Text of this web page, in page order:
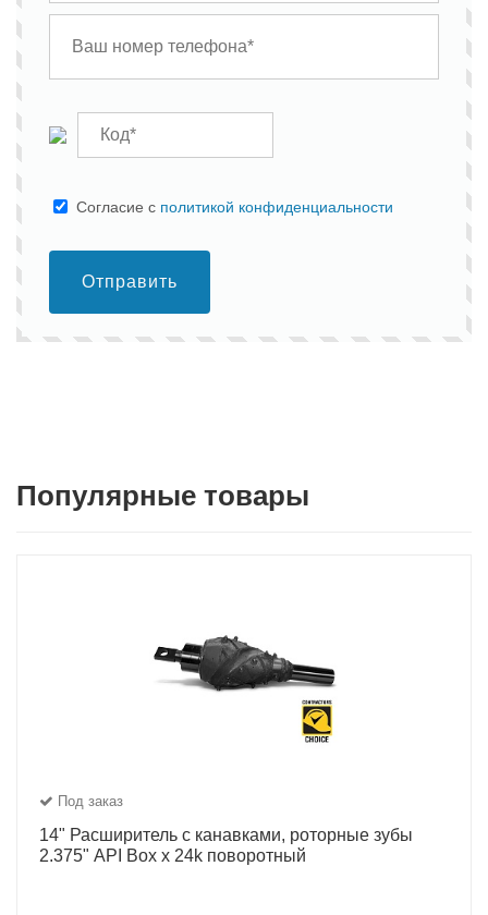
Cогласие с политикой конфиденциальности
Отправить
Популярные товары
Под заказ
14" Расширитель с канавками, роторные зубы
2.375" API Box x 24k поворотный